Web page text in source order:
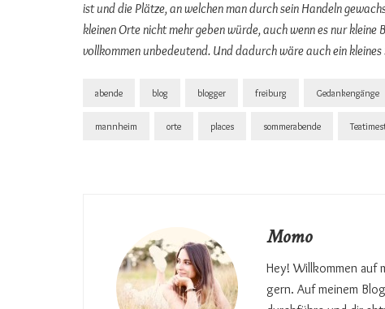
ist und die Plätze, an welchen man durch sein Handeln
kleinen Orte nicht mehr geben würde, auch wenn es nur
vollkommen unbedeutend. Und dadurch wäre auch ein
abende blog blogger freiburg Gedankengänge
mannheim orte places sommerabende
Momo
Hey! Willkommen auf
gern. Auf meinem